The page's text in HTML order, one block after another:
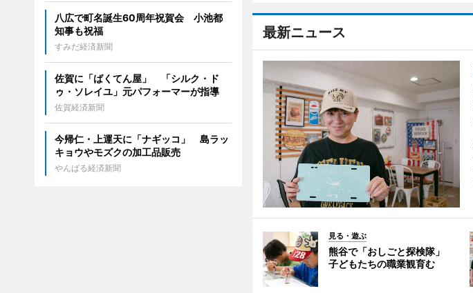
最新ニュース
見る・遊ぶ
熊谷で「おしごと探検隊」
子どもたちの職業観育む
八広で町名誕生60周年祝賀会 小池都
知事も祝福
すみだ経済新聞
佐賀に「ばくてん屋」 「シルク・ド
ゥ・ソレイユ」元パフォーマーが指導
佐賀経済新聞
今帰仁・上運天に「ナギッコ」 島ラッ
キョウやモズクの加工品販売
やんばる経済新聞